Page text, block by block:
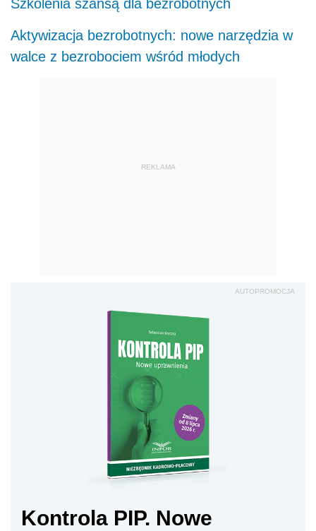
Szkolenia szansą dla bezrobotnych
Aktywizacja bezrobotnych: nowe narzędzia w
walce z bezrobociem wśród młodych
REKLAMA
AUTOPROMOCJA
Kontrola PIP. Nowe